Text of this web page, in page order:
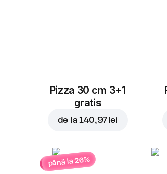
Pizza 30 cm 3+1
gratis
de la 140,97 lei
până la 26%